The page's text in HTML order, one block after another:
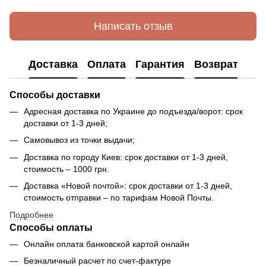
Написать отзыв
Доставка Оплата Гарантия Возврат
Способы доставки
Адресная доставка по Украине до подъезда/ворот: срок
доставки от 1-3 дней;
Самовывоз из точки выдачи;
Доставка по городу Киев: срок доставки от 1-3 дней,
стоимость – 1000 грн.
Доставка «Новой почтой»: срок доставки от 1-3 дней,
стоимость отправки – по тарифам Новой Почты.
Подробнее
Способы оплаты
Онлайн оплата банковской картой онлайн
Безналичный расчет по счет-фактуре